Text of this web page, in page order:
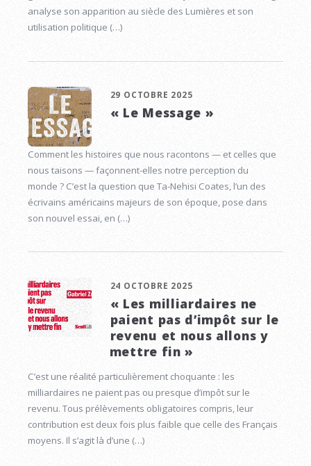
analyse son apparition au siècle des Lumières et son
utilisation politique (…)
29 OCTOBRE 2025
« Le Message »
Comment les histoires que nous racontons — et celles que
nous taisons — façonnent-elles notre perception du
monde ? C’est la question que Ta-Nehisi Coates, l’un des
écrivains américains majeurs de son époque, pose dans
son nouvel essai, en (…)
24 OCTOBRE 2025
« Les milliardaires ne
paient pas d’impôt sur le
revenu et nous allons y
mettre fin »
C’est une réalité particulièrement choquante : les
milliardaires ne paient pas ou presque d’impôt sur le
revenu. Tous prélèvements obligatoires compris, leur
contribution est deux fois plus faible que celle des Français
moyens. Il s’agit là d’une (…)